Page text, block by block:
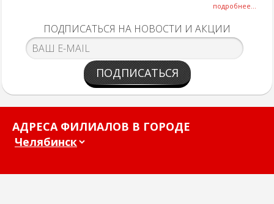
подробнее...
ПОДПИСАТЬСЯ НА НОВОСТИ И АКЦИИ
ПОДПИСАТЬСЯ
АДРЕСА ФИЛИАЛОВ В ГОРОДЕ